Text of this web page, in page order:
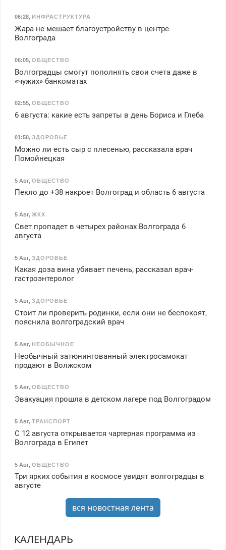
06:28, ИНФРАСТРУКТУРА
Жара не мешает благоустройству в центре
Волгограда
06:05, ОБЩЕСТВО
Волгоградцы смогут пополнять свои счета даже в
«чужих» банкоматах
02:55, ОБЩЕСТВО
6 августа: какие есть запреты в день Бориса и Глеба
01:50, ЗДОРОВЬЕ
Можно ли есть сыр с плесенью, рассказала врач
Помойнецкая
5 Авг, ОБЩЕСТВО
Пекло до +38 накроет Волгоград и область 6 августа
5 Авг, ЖКХ
Свет пропадет в четырех районах Волгограда 6
августа
5 Авг, ЗДОРОВЬЕ
Какая доза вина убивает печень, рассказал врач-
гастроэнтеролог
5 Авг, ЗДОРОВЬЕ
Стоит ли проверить родинки, если они не беспокоят,
пояснила волгоградский врач
5 Авг, НЕОБЫЧНОЕ
Необычный затюнингованный электросамокат
продают в Волжском
5 Авг, ОБЩЕСТВО
Эвакуация прошла в детском лагере под Волгоградом
5 Авг, ТРАНСПОРТ
С 12 августа открывается чартерная программа из
Волгограда в Египет
5 Авг, ОБЩЕСТВО
Три ярких события в космосе увидят волгоградцы в
августе
вся новостная лента
КАЛЕНДАРЬ